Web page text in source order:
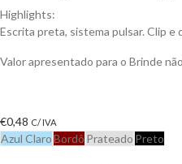
Highlights:
Escrita preta, sistema pulsar. Clip e
Valor apresentado para o Brinde
€0,48 C/ IVA
Azul ClaroBordô Prateado Preto